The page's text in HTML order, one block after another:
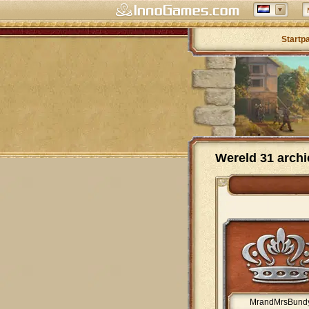
Wereld 31